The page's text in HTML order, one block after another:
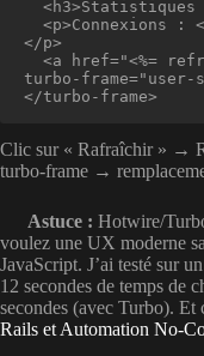
</p>
turbo-
</turbo-frame>
Clic sur « Rafraîchir » →
turbo-frame →
Astuce : Hotwire/
voulez une UX moderne
JavaScript. J’ai testé sur
12 secondes de temps de
secondes (avec Turbo).
Rails et Automation No-